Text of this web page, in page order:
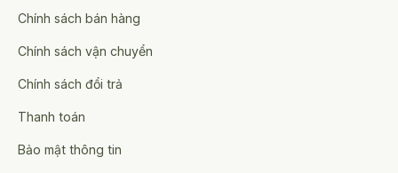
Chính sách bán hàng
Chính sách vận chuyển
Chính sách đổi trả
Thanh toán
Bảo mật thông tin